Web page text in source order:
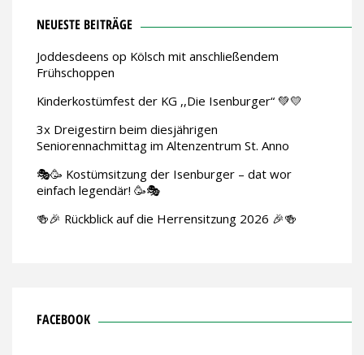
NEUESTE BEITRÄGE
Joddesdeens op Kölsch mit anschließendem
Frühschoppen
Kinderkostümfest der KG ,,Die Isenburger“ 💚💛
3x Dreigestirn beim diesjährigen
Seniorennachmittag im Altenzentrum St. Anno
🎭🥳 Kostümsitzung der Isenburger – dat wor
einfach legendär! 🥳🎭
🍻🎉 Rückblick auf die Herrensitzung 2026 🎉🍻
FACEBOOK